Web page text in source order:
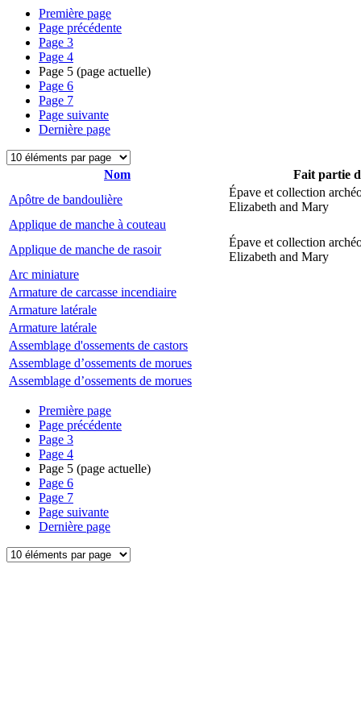
Première page
Page précédente
Page 3
Page 4
Page 5 (page actuelle)
Page 6
Page 7
Page suivante
Dernière page
Nom
Fait partie
Apôtre de bandoulière
Épave et collection
Elizabeth and Mary
Applique de manche à couteau
Applique de manche de rasoir
Épave et collection
Elizabeth and Mary
Arc miniature
Armature de carcasse incendiaire
Armature latérale
Armature latérale
Assemblage d'ossements de castors
Assemblage d’ossements de morues
Assemblage d’ossements de morues
Première page
Page précédente
Page 3
Page 4
Page 5 (page actuelle)
Page 6
Page 7
Page suivante
Dernière page